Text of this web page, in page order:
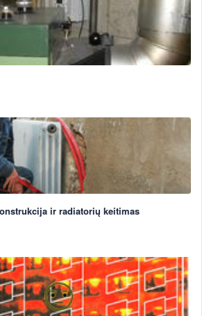
ir radiatorių keitimas